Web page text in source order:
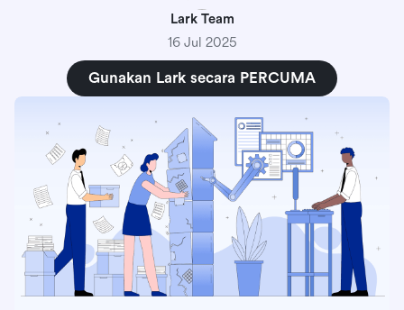
Lark Team
16 Jul 2025
Gunakan Lark secara PERCUMA